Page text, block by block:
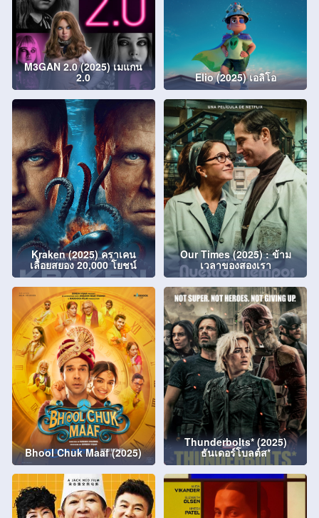
M3GAN 2.0 (2025) เมแกน
2.0 Elio (2025) เอลิโอ
Kraken (2025) คราเคน
เลื้อยสยอง 20,000 โยชน์
Our Times (2025) : ข้าม
เวลาของสองเรา
Bhool Chuk Maaf (2025)
Thunderbolts* (2025)
ธันเดอร์โบลต์ส*